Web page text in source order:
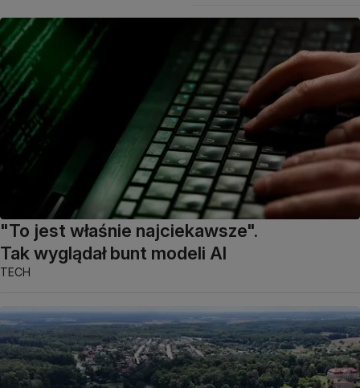
"To jest właśnie najciekawsze".
Tak wyglądał bunt modeli AI
TECH